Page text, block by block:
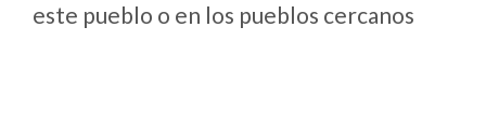
este pueblo o en los pueblos cercanos